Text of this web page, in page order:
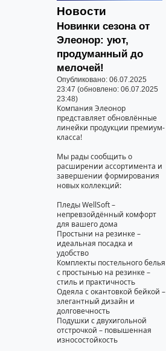
Новости
Новинки сезона от
Элеонор: уют,
продуманный до
мелочей!
Опубликовано: 06.07.2025
23:47 (обновлено: 06.07.2025
23:48)
Компания Элеонор
представляет обновлённые
линейки продукции премиум-
класса!
Мы рады сообщить о
расширении ассортимента и
завершении формирования
новых коллекций:
Пледы WellSoft –
непревзойдённый комфорт
для вашего дома
Простыни на резинке –
идеальная посадка и
удобство
Комплекты постельного белья
с простынью на резинке –
стиль и практичность
Одеяла с окантовкой бейкой –
элегантный дизайн и
долговечность
Подушки с двухигольной
отстрочкой – повышенная
износостойкость